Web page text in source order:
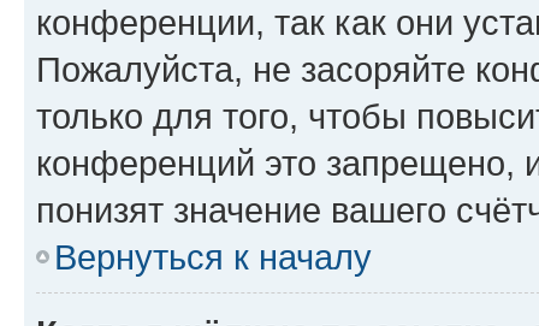
конференции, так как они
Пожалуйста, не засоряйте
только для того, чтобы
конференций это запрещено,
понизят значение вашего
Вернуться к началу